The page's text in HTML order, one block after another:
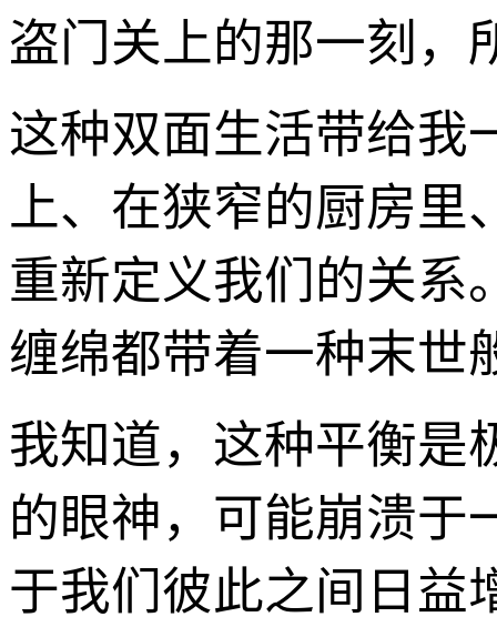
盗门关上的那一刻，
这种双面生活带给我
上、在狭窄的厨房里
重新定义我们的关系
缠绵都带着一种末世
我知道，这种平衡是
的眼神，可能崩溃于
于我们彼此之间日益